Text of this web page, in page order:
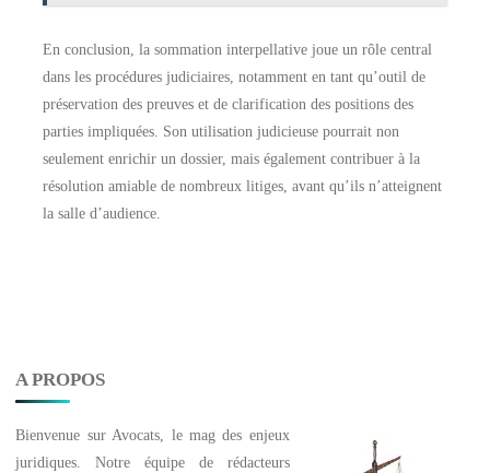
En conclusion, la sommation interpellative joue un rôle central
dans les procédures judiciaires, notamment en tant qu’outil de
préservation des preuves et de clarification des positions des
parties impliquées. Son utilisation judicieuse pourrait non
seulement enrichir un dossier, mais également contribuer à la
résolution amiable de nombreux litiges, avant qu’ils n’atteignent
la salle d’audience.
A PROPOS
Bienvenue sur Avocats , le mag des enjeux
juridiques. Notre équipe de rédacteurs